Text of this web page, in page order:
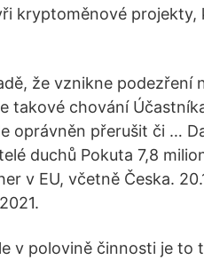
kryptoměnové projekty,
že vznikne podezření
takové chování
oprávněn přerušit či …
duchů Pokuta 7,8
v EU, včetně Česka.
v polovině činnosti je to